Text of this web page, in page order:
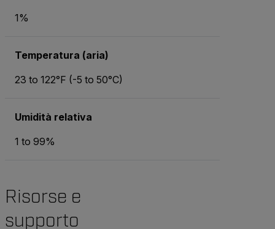
1%
Temperatura (aria)
23 to 122°F (-5 to 50°C)
Umidità relativa
1 to 99%
Risorse e
supporto